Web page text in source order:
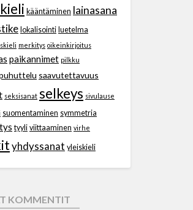
kääntäminen lainasana
lokalisointi luetelma
merkitys oikeinkirjoitus
paikannimet pilkku
saavutettavuus
seksisanat selkeys sivulause
suomentaminen symmetria
tyyli viittaaminen virhe
yhdyssanat yleiskieli
KOMMENTIT